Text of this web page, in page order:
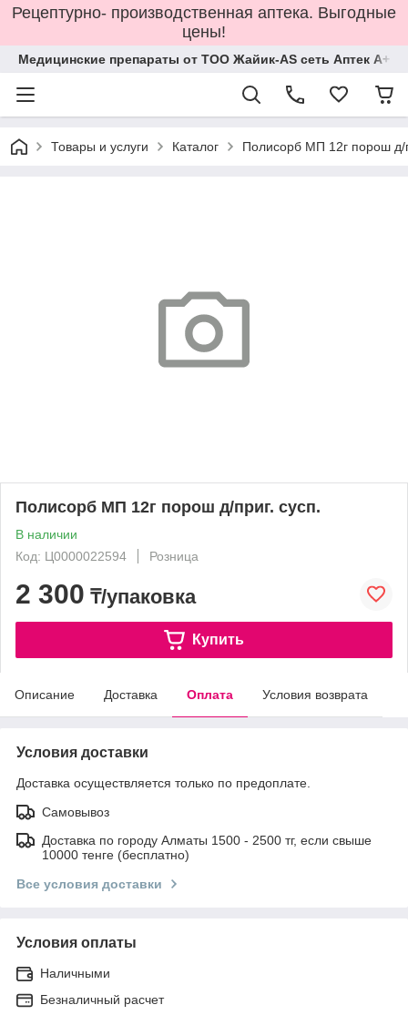
Рецептурно- производственная аптека. Выгодные
цены!
Медицинские препараты от ТОО Жайик-AS сеть Аптек А+
Товары и услуги Каталог Полисорб МП 12г порош д/
Полисорб МП 12г порош д/приг. сусп.
В наличии
Код: Ц0000022594
Розница
2 300 ₸/упаковка
Купить
Описание Доставка Оплата Условия возврата
Условия доставки
Доставка осуществляется только по предоплате.
Самовывоз
Доставка по городу Алматы 1500 - 2500 тг, если свыше
10000 тенге (бесплатно)
Все условия доставки
Условия оплаты
Наличными
Безналичный расчет